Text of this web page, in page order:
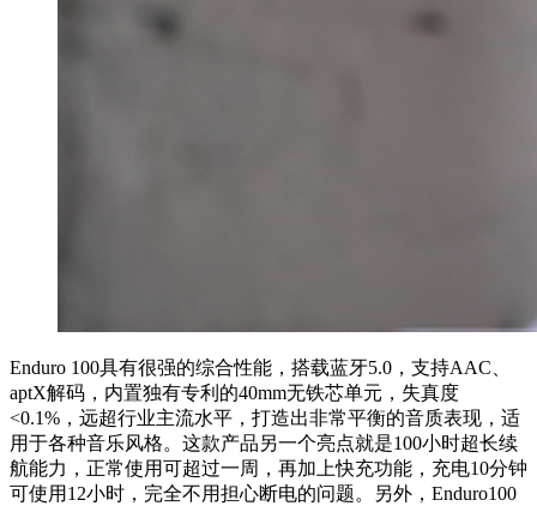
Enduro 100具有很强的综合性能，搭载蓝牙5.0，支持AAC、
aptX解码，内置独有专利的40mm无铁芯单元，失真度
<0.1%，远超行业主流水平，打造出非常平衡的音质表现，适
用于各种音乐风格。这款产品另一个亮点就是100小时超长续
航能力，正常使用可超过一周，再加上快充功能，充电10分钟
可使用12小时，完全不用担心断电的问题。另外，Enduro100